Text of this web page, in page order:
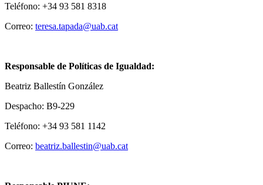
Teléfono: +34 93 581 8318
Correo: teresa.tapada@uab.cat
Responsable de Políticas de Igualdad:
Beatriz Ballestín González
Despacho: B9-229
Teléfono: +34 93 581 1142
Correo: beatriz.ballestin@uab.cat